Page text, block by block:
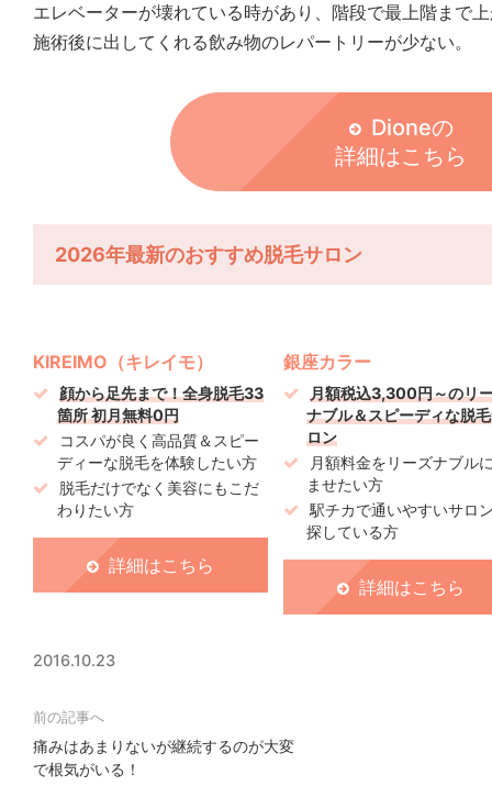
エレベーターが壊れている時があり、階段で最上階まで
施術後に出してくれる飲み物のレパートリーが少ない。
Dioneの
詳細はこちら
2026年最新のおすすめ脱毛サロン
KIREIMO（キレイモ）
顔から足先まで！全身脱毛33
箇所 初月無料0円
コスパが良く高品質＆スピー
ディーな脱毛を体験したい方
脱毛だけでなく美容にもこだ
わりたい方
詳細はこちら
銀座カラー
月額税込3,300円～のリ
ナブル＆スピーディな脱
ロン
月額料金をリーズナブル
ませたい方
駅チカで通いやすいサロ
探している方
詳細はこちら
2016.10.23
痛みはあまりないが継続するのが大変
で根気がいる！